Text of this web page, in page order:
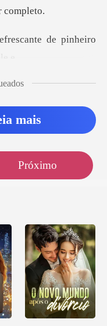
de pinheiro
mais
Próximo